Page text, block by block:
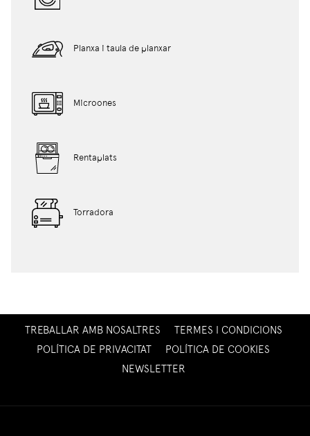
Planxa i taula de planxar
Microones
Rentaplats
Torradora
TREBALLAR AMB NOSALTRESOPENS
IN
A
TERMES I CONDICIONS
POLÍTICA DE PRIVACITAT
POLÍTICA DE COOKIES
NEWSLETTER